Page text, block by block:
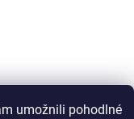
umožnili pohodlné